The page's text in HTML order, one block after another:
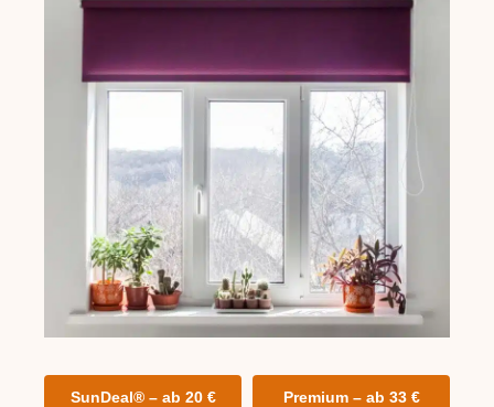
SunDeal® – ab 20 € Premium – ab 33 €